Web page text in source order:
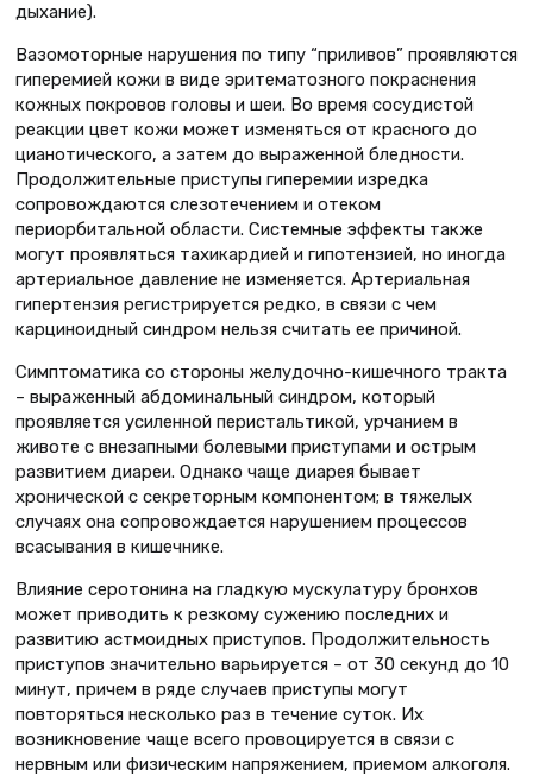
дыхание).
Вазомоторные нарушения по типу “приливов” проявляются
гиперемией кожи в виде эритематозного покраснения
кожных покровов головы и шеи. Во время сосудистой
реакции цвет кожи может изменяться от красного до
цианотического, а затем до выраженной бледности.
Продолжительные приступы гиперемии изредка
сопровождаются слезотечением и отеком
периорбитальной области. Системные эффекты также
могут проявляться тахикардией и гипотензией, но иногда
артериальное давление не изменяется. Артериальная
гипертензия регистрируется редко, в связи с чем
карциноидный синдром нельзя считать ее причиной.
Симптоматика со стороны желудочно-кишечного тракта
– выраженный абдоминальный синдром, который
проявляется усиленной перистальтикой, урчанием в
животе с внезапными болевыми приступами и острым
развитием диареи. Однако чаще диарея бывает
хронической с секреторным компонентом; в тяжелых
случаях она сопровождается нарушением процессов
всасывания в кишечнике.
Влияние серотонина на гладкую мускулатуру бронхов
может приводить к резкому сужению последних и
развитию астмоидных приступов. Продолжительность
приступов значительно варьируется – от 30 секунд до 10
минут, причем в ряде случаев приступы могут
повторяться несколько раз в течение суток. Их
возникновение чаще всего провоцируется в связи с
нервным или физическим напряжением, приемом алкоголя.